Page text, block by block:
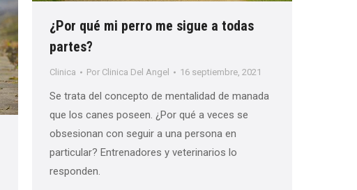
¿Por qué mi perro me sigue a todas
partes?
Clinica Por Clinica Del Angel 16 septiembre, 2021
Se trata del concepto de mentalidad de manada
que los canes poseen. ¿Por qué a veces se
obsesionan con seguir a una persona en
particular? Entrenadores y veterinarios lo
responden.